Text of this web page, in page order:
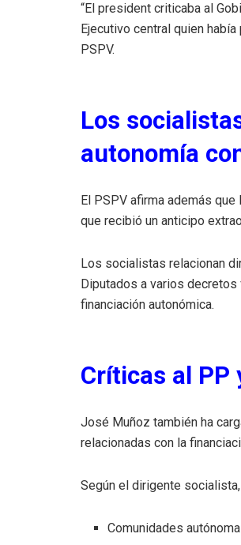
“El president criticaba al
Ejecutivo central quien
PSPV.
Los
autonomía
El PSPV afirma además
que recibió un anticipo
Los socialistas relacionan
Diputados a varios
financiación autonómica.
Críticas al PP
José Muñoz también ha
relacionadas con la
Según el dirigente
Comunidades